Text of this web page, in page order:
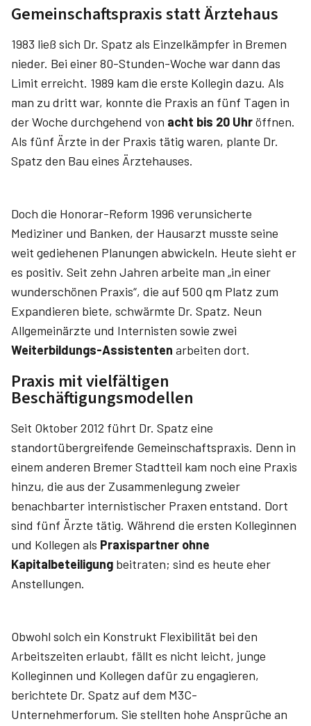
Gemeinschaftspraxis statt Ärztehaus
1983 ließ sich Dr. Spatz als Einzelkämpfer in Bremen
nieder. Bei einer 80-Stunden-Woche war dann das
Limit erreicht. 1989 kam die erste Kollegin dazu. Als
man zu dritt war, konnte die Praxis an fünf Tagen in
der Woche durchgehend von acht bis 20 Uhröffnen.
Als fünf Ärzte in der Praxis tätig waren, plante Dr.
Spatz den Bau eines Ärztehauses.
Doch die Honorar-Reform 1996 verunsicherte
Mediziner und Banken, der Hausarzt musste seine
weit gediehenen Planungen abwickeln. Heute sieht er
es positiv. Seit zehn Jahren arbeite man „in einer
wunderschönen Praxis“, die auf 500 qm Platz zum
Expandieren biete, schwärmte Dr. Spatz. Neun
Allgemeinärzte und Internisten sowie zwei
Weiterbildungs-Assistenten arbeiten dort.
Praxis mit vielfältigen
Beschäftigungsmodellen
Seit Oktober 2012 führt Dr. Spatz eine
standortübergreifende Gemeinschaftspraxis. Denn in
einem anderen Bremer Stadtteil kam noch eine Praxis
hinzu, die aus der Zusammenlegung zweier
benachbarter internistischer Praxen entstand. Dort
sind fünf Ärzte tätig. Während die ersten Kolleginnen
und Kollegen als Praxispartner ohne
Kapitalbeteiligung beitraten; sind es heute eher
Anstellungen.
Obwohl solch ein Konstrukt Flexibilität bei den
Arbeitszeiten erlaubt, fällt es nicht leicht, junge
Kolleginnen und Kollegen dafür zu engagieren,
berichtete Dr. Spatz auf dem M3C-
Unternehmerforum. Sie stellten hohe Ansprüche an